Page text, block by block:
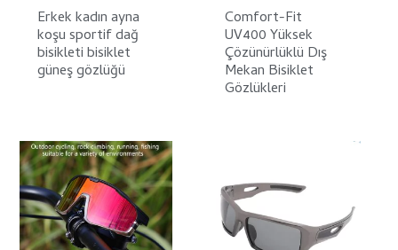
Erkek kadın ayna
koşu sportif dağ
bisikleti bisiklet
güneş gözlüğü
Comfort-Fit
UV400 Yüksek
Çözünürlüklü Dış
Mekan Bisiklet
Gözlükleri